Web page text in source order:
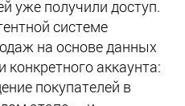
уже получили доступ.
системе
на основе данных
аккаунта:
покупателей в